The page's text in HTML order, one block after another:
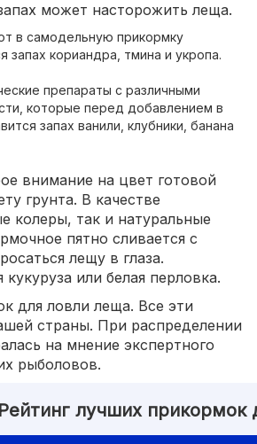
может насторожить леща.
в самодельную прикормку
кориандра, тмина и укропа.
препараты с различными
которые перед добавлением в
запах ванили, клубники, банана
внимание на цвет готовой
грунта. В качестве
колеры, так и натуральные
пятно сливается с
лещу в глаза.
или белая перловка.
для ловли леща. Все эти
страны. При распределении
на мнение экспертного
рыболовов.
Рейтинг лучших прикормок